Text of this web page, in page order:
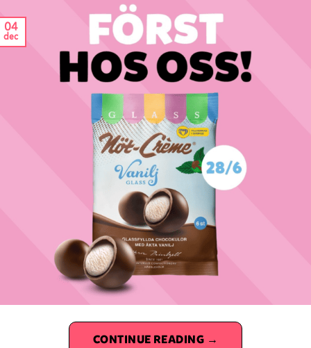
04
dec
CONTINUE READING →